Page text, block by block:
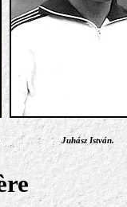
Juhász István.